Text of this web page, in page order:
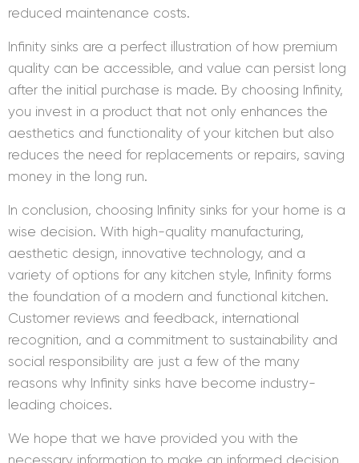
reduced maintenance costs.
Infinity sinks are a perfect illustration of how premium
quality can be accessible, and value can persist long
after the initial purchase is made. By choosing Infinity,
you invest in a product that not only enhances the
aesthetics and functionality of your kitchen but also
reduces the need for replacements or repairs, saving
money in the long run.
In conclusion, choosing Infinity sinks for your home is a
wise decision. With high-quality manufacturing,
aesthetic design, innovative technology, and a
variety of options for any kitchen style, Infinity forms
the foundation of a modern and functional kitchen.
Customer reviews and feedback, international
recognition, and a commitment to sustainability and
social responsibility are just a few of the many
reasons why Infinity sinks have become industry-
leading choices.
We hope that we have provided you with the
necessary information to make an informed decision.